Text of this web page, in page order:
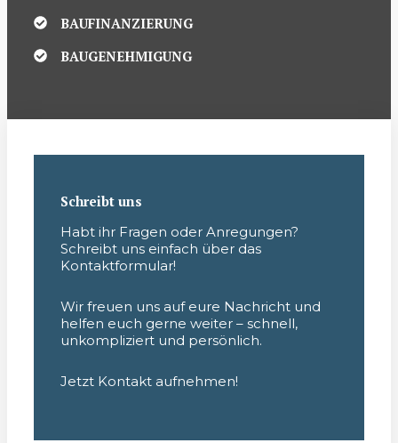
BAUFINANZIERUNG
BAUGENEHMIGUNG
Schreibt uns
Habt ihr Fragen oder Anregungen?
Schreibt uns einfach über das
Kontaktformular!
Wir freuen uns auf eure Nachricht und
helfen euch gerne weiter – schnell,
unkompliziert und persönlich.
Jetzt Kontakt aufnehmen!